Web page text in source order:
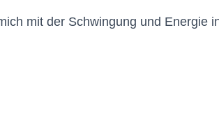
mit der Schwingung und Energie